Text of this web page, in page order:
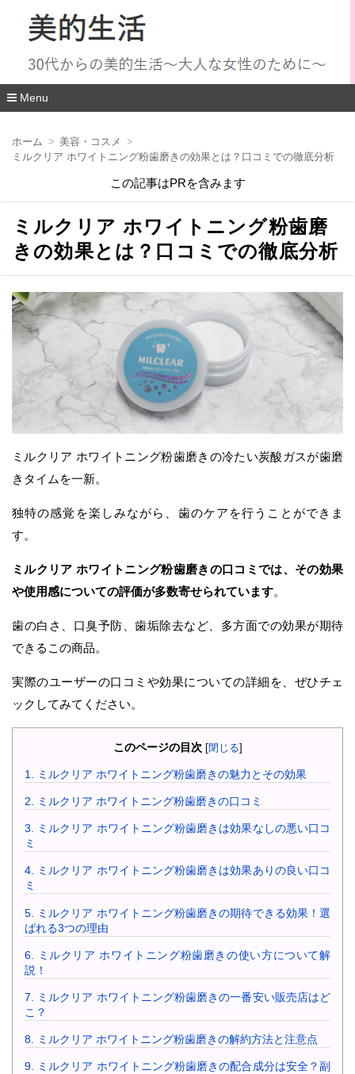
Menu
移
ホーム
美容・コスメ
ミルクリア ホワイトニング粉歯磨きの効果とは？口コミでの徹底分析
この記事はPRを含みます
ミルクリア ホワイトニング粉歯磨
きの効果とは？口コミでの徹底分析
ミルクリア ホワイトニング粉歯磨きの冷たい炭酸ガスが歯磨
きタイムを一新。
独特の感覚を楽しみながら、歯のケアを行うことができま
す。
ミルクリア ホワイトニング粉歯磨きの口コミでは、その効果
や使用感についての評価が多数寄せられています。
歯の白さ、口臭予防、歯垢除去など、多方面での効果が期待
できるこの商品。
実際のユーザーの口コミや効果についての詳細を、ぜひチェ
ックしてみてください。
このページの目次 [閉じる]
1. ミルクリア ホワイトニング粉歯磨きの魅力とその効果
2. ミルクリア ホワイトニング粉歯磨きの口コミ
3.
ミルクリア ホワイトニング粉歯磨きは効果なしの悪い口コ
ミ
4. ミルクリア ホワイトニング粉歯磨きは効果ありの良い口コ
ミ
5.
ミルクリア ホワイトニング粉歯磨きの期待できる効果！選
ばれる3つの理由
6.
ミルクリア ホワイトニング粉歯磨きの使い方について解
説！
7.
ミルクリア ホワイトニング粉歯磨きの一番安い販売店はど
こ？
8. ミルクリア ホワイトニング粉歯磨きの解約方法と注意点
9. ミルクリア ホワイトニング粉歯磨きの配合成分は安全？副